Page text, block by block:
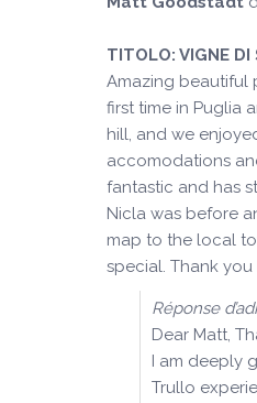
TITOLO: VIGNE DI
Amazing beautiful
first time in Puglia
hill, and we
accomodations
fantastic and has
Nicla was before
map to the local
special. Thank you
Réponse
Dear Matt,
I am deeply
Trullo